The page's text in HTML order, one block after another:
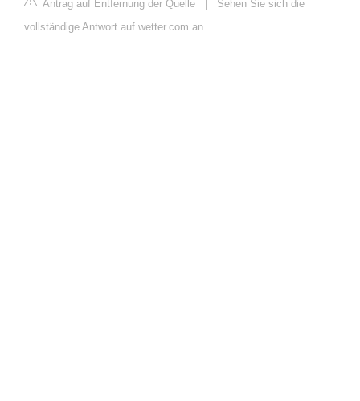
Antrag auf Entfernung der Quelle | Sehen Sie sich die
vollständige Antwort auf wetter.com an